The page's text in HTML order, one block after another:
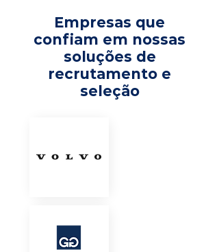
Empresas que
confiam em nossas
soluções de
recrutamento e
seleção